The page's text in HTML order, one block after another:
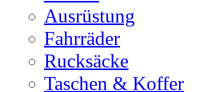
Ausrüstung
Fahrräder
Rucksäcke
Taschen & Koffer